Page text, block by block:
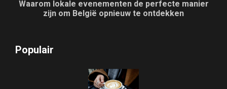
Waarom lokale evenementen de perfecte manier
zijn om België opnieuw te ontdekken
Populair